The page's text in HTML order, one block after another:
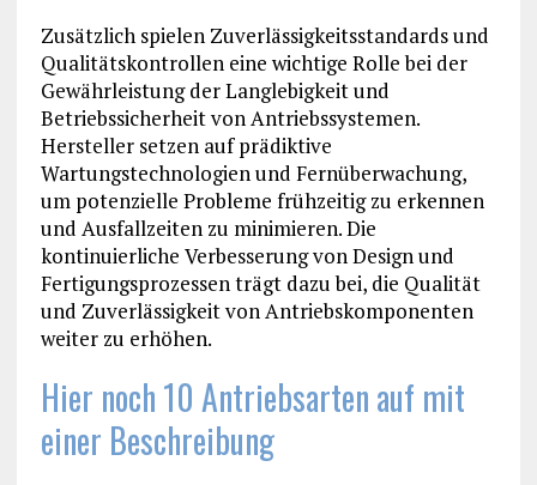
Zusätzlich spielen Zuverlässigkeitsstandards und
Qualitätskontrollen eine wichtige Rolle bei der
Gewährleistung der Langlebigkeit und
Betriebssicherheit von Antriebssystemen.
Hersteller setzen auf prädiktive
Wartungstechnologien und Fernüberwachung,
um potenzielle Probleme frühzeitig zu erkennen
und Ausfallzeiten zu minimieren. Die
kontinuierliche Verbesserung von Design und
Fertigungsprozessen trägt dazu bei, die Qualität
und Zuverlässigkeit von Antriebskomponenten
weiter zu erhöhen.
Hier noch 10 Antriebsarten auf mit
einer Beschreibung